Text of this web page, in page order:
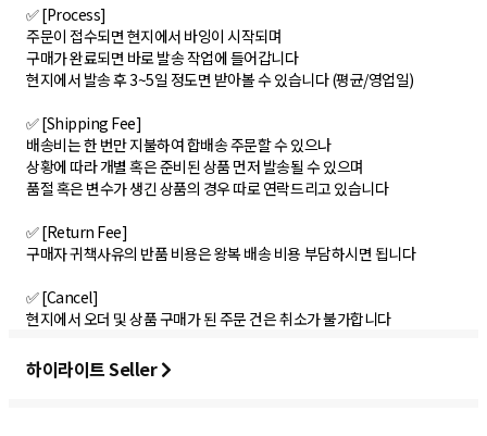
✅ [Process]
주문이 접수되면 현지에서 바잉이 시작되며
구매가 완료되면 바로 발송 작업에 들어갑니다
현지에서 발송 후 3~5일 정도면 받아볼 수 있습니다 (평균/영업일)
✅ [Shipping Fee]
배송비는 한 번만 지불하여 합배송 주문할 수 있으나
상황에 따라 개별 혹은 준비된 상품 먼저 발송될 수 있으며
품절 혹은 변수가 생긴 상품의 경우 따로 연락드리고 있습니다
✅ [Return Fee]
구매자 귀책사유의 반품 비용은 왕복 배송 비용 부담하시면 됩니다
✅ [Cancel]
현지에서 오더 및 상품 구매가 된 주문 건은 취소가 불가합니다
하이라이트 Seller